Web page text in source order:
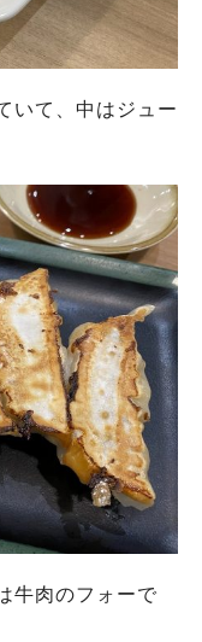
いて、中はジュー
牛肉のフォーで